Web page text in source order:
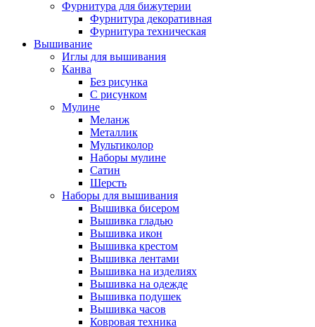
Фурнитура для бижутерии
Фурнитура декоративная
Фурнитура техническая
Вышивание
Иглы для вышивания
Канва
Без рисунка
С рисунком
Мулине
Меланж
Металлик
Мультиколор
Наборы мулине
Сатин
Шерсть
Наборы для вышивания
Вышивка бисером
Вышивка гладью
Вышивка икон
Вышивка крестом
Вышивка лентами
Вышивка на изделиях
Вышивка на одежде
Вышивка подушек
Вышивка часов
Ковровая техника